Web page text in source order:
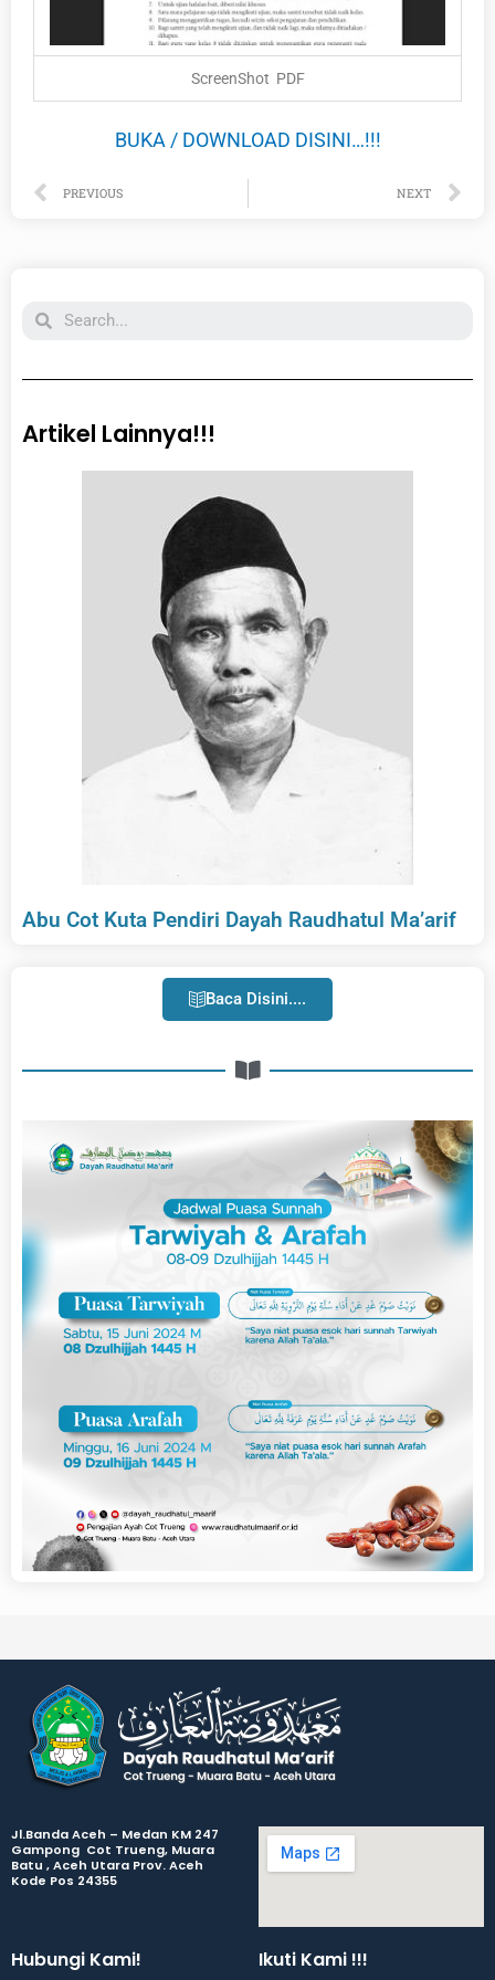
ScreenShot PDF
BUKA / DOWNLOAD DISINI…!!!
Prev
PREVIOUS NEXT
Artikel Lainnya!!!
Abu Cot Kuta Pendiri Dayah Raudhatul Ma’arif
Baca Disini....
Jl.Banda Aceh – Medan KM 247
Gampong Cot Trueng, Muara
Batu , Aceh Utara Prov. Aceh
Kode Pos 24355
Hubungi Kami! Ikuti Kami !!!